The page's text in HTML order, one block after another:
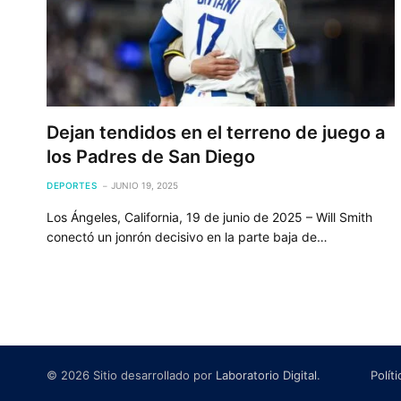
Dejan tendidos en el terreno de juego a
los Padres de San Diego
DEPORTES JUNIO 19, 2025
Los Ángeles, California, 19 de junio de 2025 – Will Smith
conectó un jonrón decisivo en la parte baja de…
© 2026 Sitio desarrollado por Laboratorio Digital.